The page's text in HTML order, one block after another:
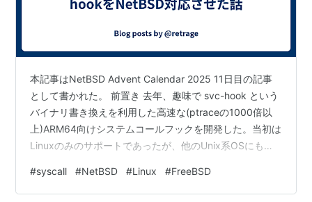
環境での高性能化を考慮している。また、
FreeBSDをデスクトップ向けにカスタマイズしたも
の
本記事はNetBSD Advent Calendar 2025 11日目の記事
として書かれた。 前置き 去年、趣味で svc-hook という
バイナリ書き換えを利用した高速な(ptraceの1000倍以
上)ARM64向けシステムコールフックを開発した。当初は
Linuxのみのサポートであったが、他のUnix系OSにも対
に対応した。今回はNetBSDに限って、どのような対応が
必要だったのかを解説する。svc-hook公開時のブログ記
#syscall #NetBSD #Linux #FreeBSD